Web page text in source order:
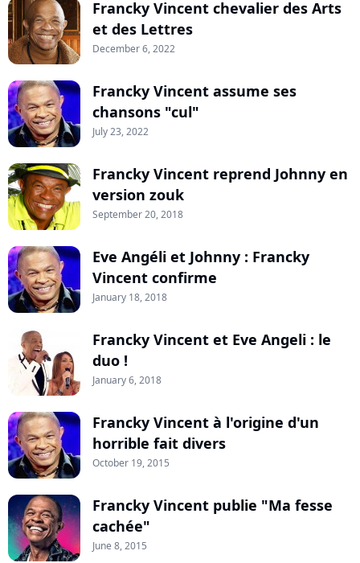
Francky Vincent chevalier des Arts
et des Lettres
December 6, 2022
Francky Vincent assume ses
chansons "cul"
July 23, 2022
Francky Vincent reprend Johnny en
version zouk
September 20, 2018
Eve Angéli et Johnny : Francky
Vincent confirme
January 18, 2018
Francky Vincent et Eve Angeli : le
duo !
January 6, 2018
Francky Vincent à l'origine d'un
horrible fait divers
October 19, 2015
Francky Vincent publie "Ma fesse
cachée"
June 8, 2015